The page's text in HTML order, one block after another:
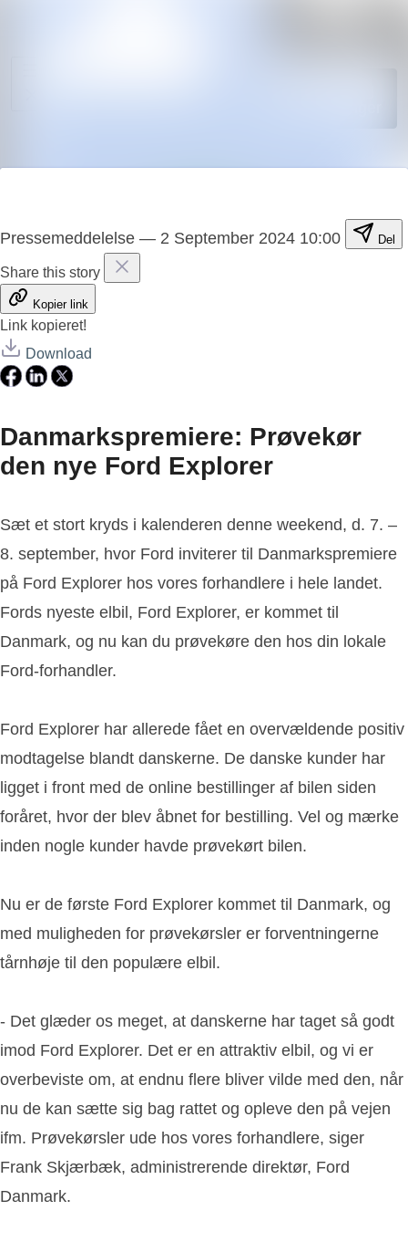
Pressemeddelelse — 2 September 2024 10:00 Del
Share this story
Kopier link
Link kopieret!
Download
Danmarkspremiere: Prøvekør
den nye Ford Explorer
Sæt et stort kryds i kalenderen denne weekend, d. 7. –
8. september, hvor Ford inviterer til Danmarkspremiere
på Ford Explorer hos vores forhandlere i hele landet.
Fords nyeste elbil, Ford Explorer, er kommet til
Danmark, og nu kan du prøvekøre den hos din lokale
Ford-forhandler.
Ford Explorer har allerede fået en overvældende positiv
modtagelse blandt danskerne. De danske kunder har
ligget i front med de online bestillinger af bilen siden
foråret, hvor der blev åbnet for bestilling. Vel og mærke
inden nogle kunder havde prøvekørt bilen.
Nu er de første Ford Explorer kommet til Danmark, og
med muligheden for prøvekørsler er forventningerne
tårnhøje til den populære elbil.
- Det glæder os meget, at danskerne har taget så godt
imod Ford Explorer. Det er en attraktiv elbil, og vi er
overbeviste om, at endnu flere bliver vilde med den, når
nu de kan sætte sig bag rattet og opleve den på vejen
ifm. Prøvekørsler ude hos vores forhandlere, siger
Frank Skjærbæk, administrerende direktør, Ford
Danmark.